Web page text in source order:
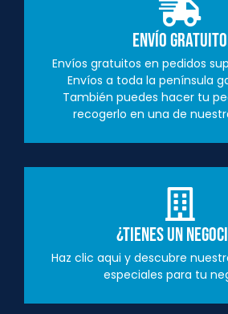
Envío Gratuito
Envíos gratuitos en pedidos
Envíos a toda la península
También puedes hacer tu
recogerlo en una de
¿Tienes un
Haz clic aqui y descubre
especiales para tu